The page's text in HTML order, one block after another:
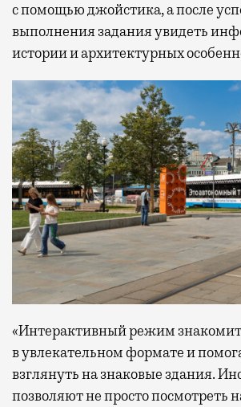
с помощью джойстика, а после
выполнения задания увидеть
истории и архитектурных
«Интерактивный режим знакомит
в увлекательном формате и
взглянуть на знаковые здания.
позволяют не просто посмотреть